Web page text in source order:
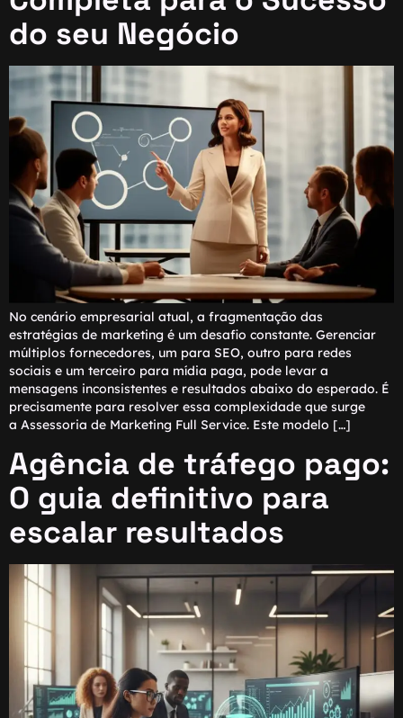
do seu Negócio
No cenário empresarial atual, a fragmentação das
estratégias de marketing é um desafio constante. Gerenciar
múltiplos fornecedores, um para SEO, outro para redes
sociais e um terceiro para mídia paga, pode levar a
mensagens inconsistentes e resultados abaixo do esperado. É
precisamente para resolver essa complexidade que surge
a Assessoria de Marketing Full Service. Este modelo […]
Agência de tráfego pago:
O guia definitivo para
escalar resultados